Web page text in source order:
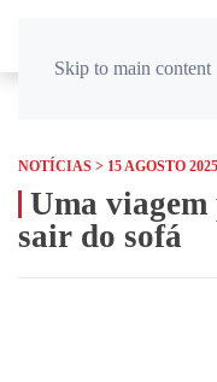
Skip to main content
NOTÍCIAS > 15 AGOSTO 2025
Uma viagem
sair do sofá